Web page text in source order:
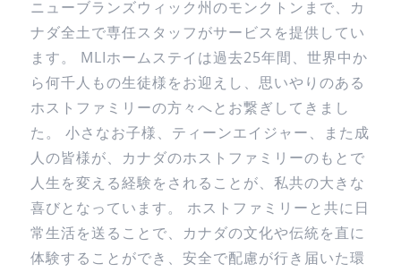
ニューブランズウィック州のモンクトンまで、カ
ナダ全土で専任スタッフがサービスを提供してい
ます。 MLIホームステイは過去25年間、世界中か
ら何千人もの生徒様をお迎えし、思いやりのある
ホストファミリーの方々へとお繋ぎしてきまし
た。 小さなお子様、ティーンエイジャー、また成
人の皆様が、カナダのホストファミリーのもとで
人生を変える経験をされることが、私共の大きな
喜びとなっています。 ホストファミリーと共に日
常生活を送ることで、カナダの文化や伝統を直に
体験することができ、安全で配慮が行き届いた環